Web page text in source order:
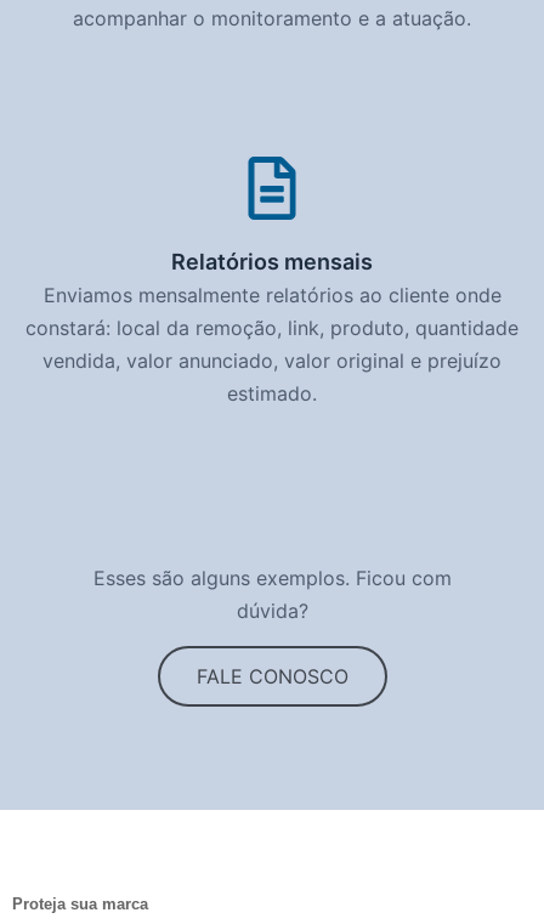
acompanhar o monitoramento e a atuação.
Relatórios mensais
Enviamos mensalmente relatórios ao cliente onde
constará: local da remoção, link, produto, quantidade
vendida, valor anunciado, valor original e prejuízo
estimado.
Esses são alguns exemplos. Ficou com
dúvida?
FALE CONOSCO
Proteja sua marca